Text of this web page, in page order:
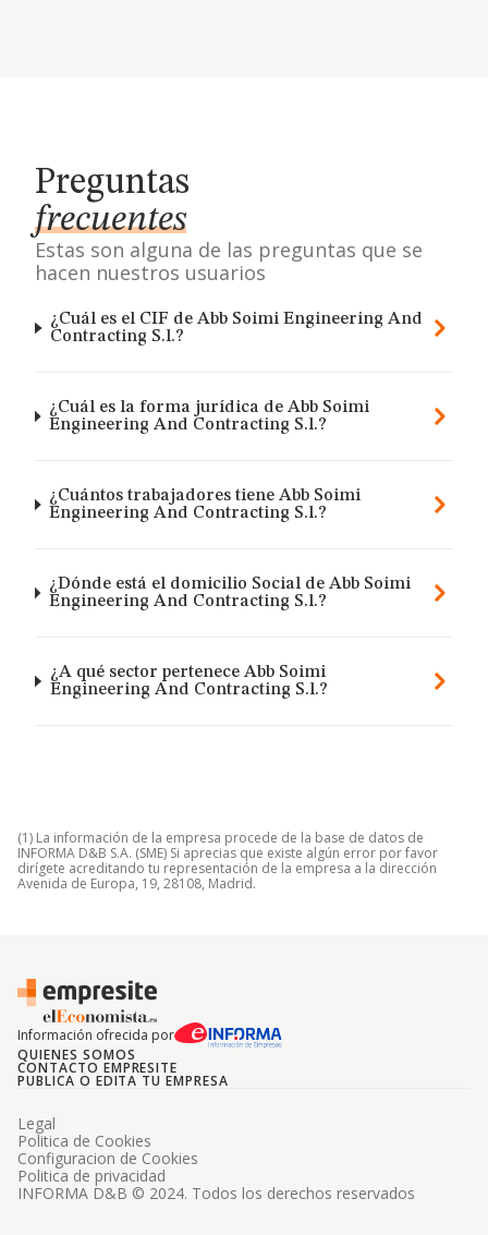
Preguntas
frecuentes
Estas son alguna de las preguntas que se
hacen nuestros usuarios
¿Cuál es el CIF de Abb Soimi Engineering And
Contracting S.l.?
¿Cuál es la forma jurídica de Abb Soimi
Engineering And Contracting S.l.?
¿Cuántos trabajadores tiene Abb Soimi
Engineering And Contracting S.l.?
¿Dónde está el domicilio Social de Abb Soimi
Engineering And Contracting S.l.?
¿A qué sector pertenece Abb Soimi
Engineering And Contracting S.l.?
(1) La información de la empresa procede de la base de datos de
INFORMA D&B S.A. (SME) Si aprecias que existe algún error por favor
dirígete acreditando tu representación de la empresa a la dirección
Avenida de Europa, 19, 28108, Madrid.
Información ofrecida por
QUIENES SOMOS
CONTACTO EMPRESITE
PUBLICA O EDITA TU EMPRESA
INFORMA D&B © 2024. Todos los derechos reservados
Legal
Politica de Cookies
Configuracion de Cookies
Politica de privacidad